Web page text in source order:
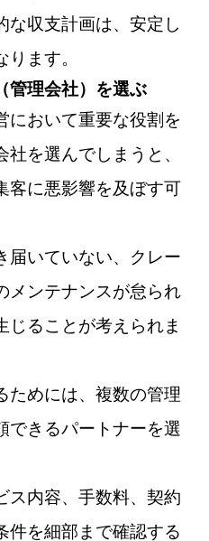
な収支計画は、安定し
ます。
管理会社）を選ぶ
において重要な役割を
を選んでしまうと、
客に悪影響を及ぼす可
届いていない、クレー
メンテナンスが怠られ
じることが考えられま
ためには、複数の管理
できるパートナーを選
ス内容、手数料、契約
件を細部まで確認する